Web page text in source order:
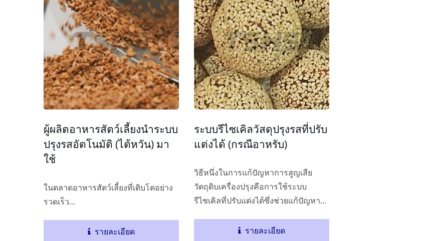
ผู้ผลิตอาหารสัตว์เลี้ยงนำระบบ
ปรุงรสอัตโนมัติ (ไต้หวัน) มา
ใช้
ในตลาดอาหารสัตว์เลี้ยงที่เติบโตอย่าง
รวดเร็ว...
รายละเอียด
ระบบรีไซเคิลวัสดุปรุงรสที่ปรับ
แต่งได้ (กรณีอาหรับ)
วิธีหนึ่งในการแก้ปัญหาการสูญเสีย
วัตถุดิบเครื่องปรุงคือการใช้ระบบ
รีไซเคิลที่ปรับแต่งได้ซึ่งช่วยแก้ปัญหา
รายละเอียด
เครื่องทอดสายพานต่อเนื่อง
เครื่องอบแห้งอุตสาหกรรมที่
ปรับแต่งได้